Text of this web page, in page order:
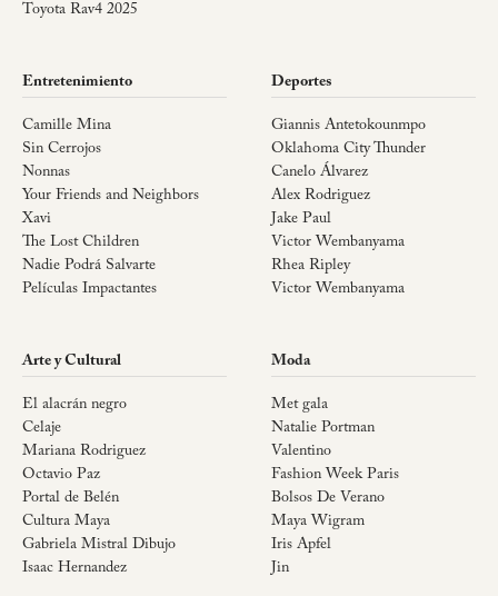
Toyota Rav4 2025
Entretenimiento
Camille Mina
Sin Cerrojos
Nonnas
Your Friends and Neighbors
Xavi
The Lost Children
Nadie Podrá Salvarte
Películas Impactantes
Deportes
Giannis Antetokounmpo
Oklahoma City Thunder
Canelo Álvarez
Alex Rodriguez
Jake Paul
Victor Wembanyama
Rhea Ripley
Victor Wembanyama
Arte y Cultural
El alacrán negro
Celaje
Mariana Rodriguez
Octavio Paz
Portal de Belén
Cultura Maya
Gabriela Mistral Dibujo
Isaac Hernandez
Moda
Met gala
Natalie Portman
Valentino
Fashion Week Paris
Bolsos De Verano
Maya Wigram
Iris Apfel
Jin